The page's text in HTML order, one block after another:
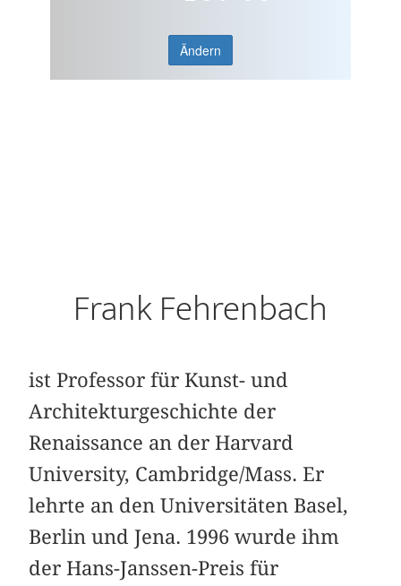
Ändern
Frank Fehrenbach
ist Professor für Kunst- und
Architekturgeschichte der
Renaissance an der Harvard
University, Cambridge/Mass. Er
lehrte an den Universitäten Basel,
Berlin und Jena. 1996 wurde ihm
der Hans-Janssen-Preis für